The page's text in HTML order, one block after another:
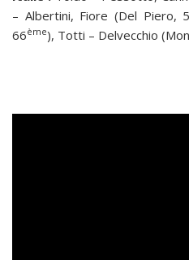
– Albertini, Fiore (Del Piero,
66ème), Totti – Delvecchio